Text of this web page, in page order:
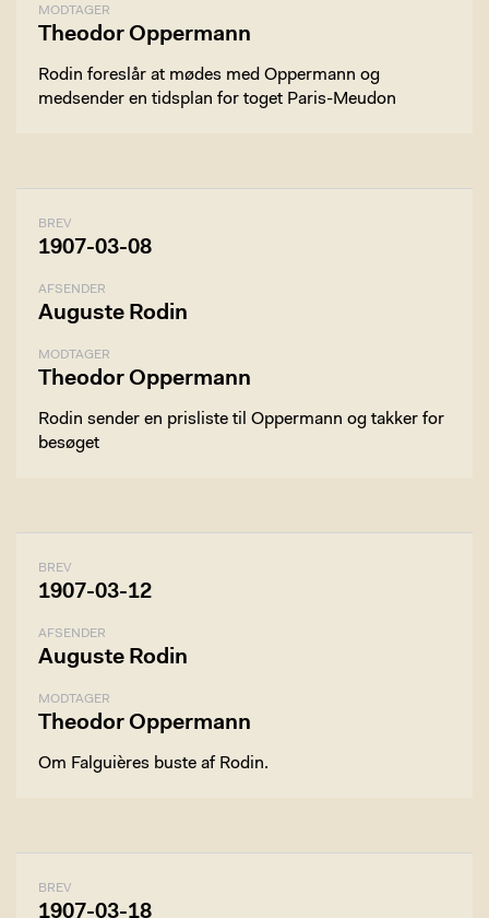
MODTAGER
Theodor Oppermann
Rodin foreslår at mødes med Oppermann og
medsender en tidsplan for toget Paris-Meudon
BREV
1907-03-08
AFSENDER
Auguste Rodin
MODTAGER
Theodor Oppermann
Rodin sender en prisliste til Oppermann og takker for
besøget
BREV
1907-03-12
AFSENDER
Auguste Rodin
MODTAGER
Theodor Oppermann
Om Falguières buste af Rodin.
BREV
1907-03-18